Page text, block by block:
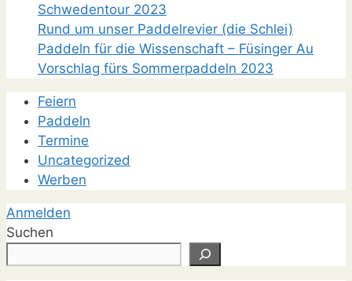
Schwedentour 2023
Rund um unser Paddelrevier (die Schlei)
Paddeln für die Wissenschaft – Füsinger Au
Vorschlag fürs Sommerpaddeln 2023
Feiern
Paddeln
Termine
Uncategorized
Werben
Anmelden
Suchen